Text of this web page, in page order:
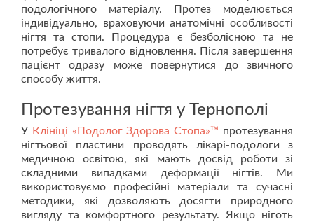
подологічного матеріалу. Протез моделюється
індивідуально, враховуючи анатомічні особливості
нігтя та стопи. Процедура є безболісною та не
потребує тривалого відновлення. Після завершення
пацієнт одразу може повернутися до звичного
способу життя.
Протезування нігтя у Тернополі
У Клініці «Подолог Здорова Стопа»™ протезування
нігтьової пластини проводять лікарі-подологи з
медичною освітою, які мають досвід роботи зі
складними випадками деформації нігтів. Ми
використовуємо професійні матеріали та сучасні
методики, які дозволяють досягти природного
вигляду та комфортного результату. Якщо ніготь